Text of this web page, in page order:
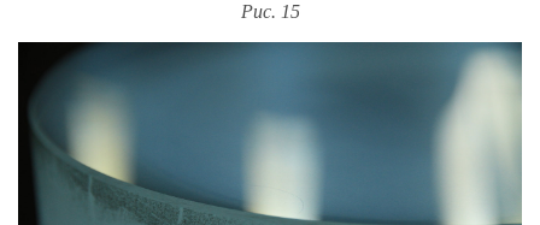
Рис. 15